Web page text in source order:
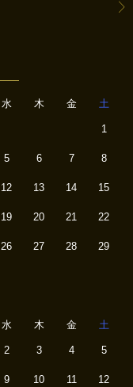
水 木 金 土
1
5 6 7 8
12 13 14 15
19 20 21 22
26 27 28 29
水 木 金 土
2 3 4 5
9 10 11 12